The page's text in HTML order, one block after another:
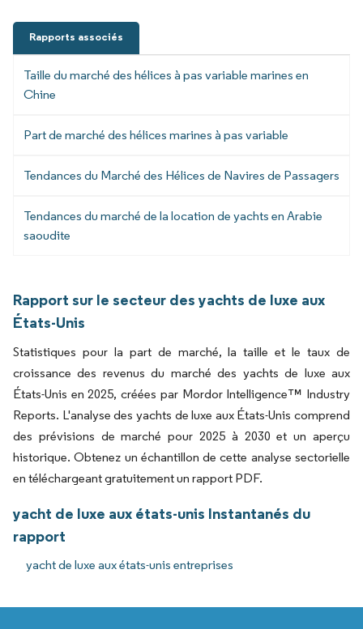
Rapports associés
Taille du marché des hélices à pas variable marines en
Chine
Part de marché des hélices marines à pas variable
Tendances du Marché des Hélices de Navires de Passagers
Tendances du marché de la location de yachts en Arabie
saoudite
Rapport sur le secteur des yachts de luxe aux
États-Unis
Statistiques pour la part de marché, la taille et le taux de
croissance des revenus du marché des yachts de luxe aux
États-Unis en 2025, créées par Mordor Intelligence™ Industry
Reports. L'analyse des yachts de luxe aux États-Unis comprend
des prévisions de marché pour 2025 à 2030 et un aperçu
historique. Obtenez un échantillon de cette analyse sectorielle
en téléchargeant gratuitement un rapport PDF.
yacht de luxe aux états-unis Instantanés du
rapport
yacht de luxe aux états-unis entreprises